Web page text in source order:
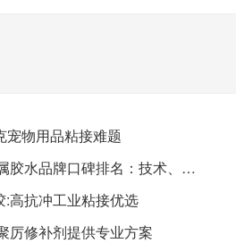
宠物用品粘接难题
2026年汽配厂常用的金属胶水品牌口碑排名：技术、性能与口碑深度解析
高抗冲工业粘接优选​
厉修补剂提供专业方案